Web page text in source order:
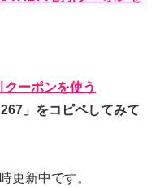
ーポンを使う
」をコピペしてみて
更新中です。